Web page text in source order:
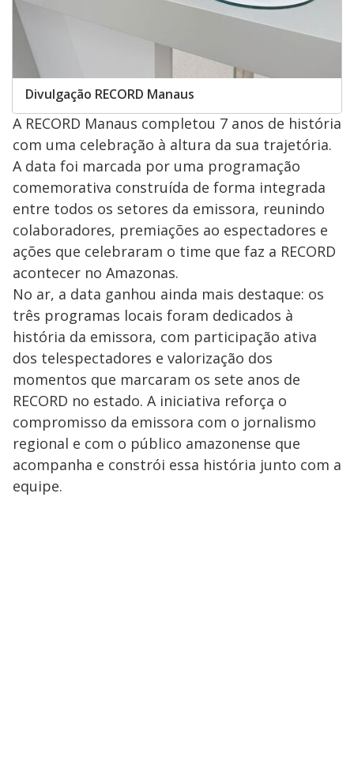
Divulgação RECORD Manaus
A RECORD Manaus completou 7 anos de história
com uma celebração à altura da sua trajetória.
A data foi marcada por uma programação
comemorativa construída de forma integrada
entre todos os setores da emissora, reunindo
colaboradores, premiações ao espectadores e
ações que celebraram o time que faz a RECORD
acontecer no Amazonas.
No ar, a data ganhou ainda mais destaque: os
três programas locais foram dedicados à
história da emissora, com participação ativa
dos telespectadores e valorização dos
momentos que marcaram os sete anos de
RECORD no estado. A iniciativa reforça o
compromisso da emissora com o jornalismo
regional e com o público amazonense que
acompanha e constrói essa história junto com a
equipe.